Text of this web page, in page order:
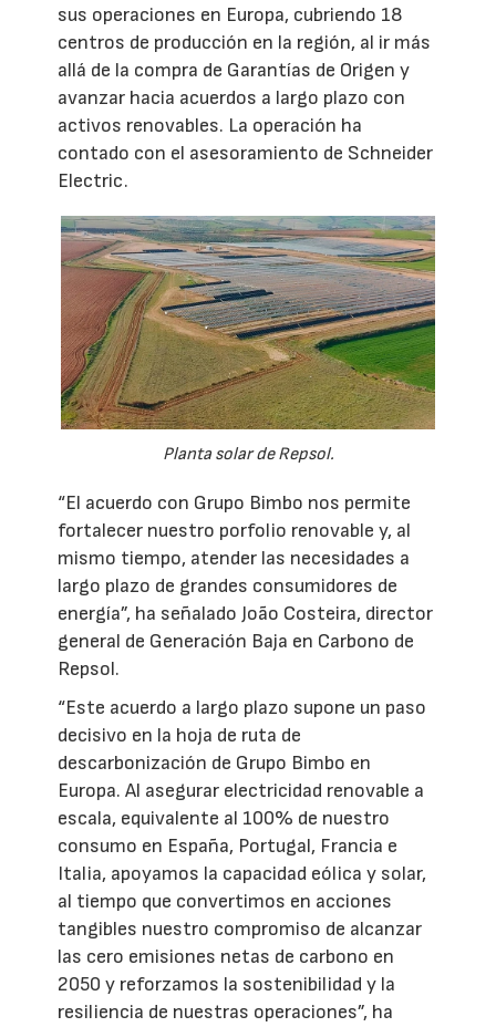
sus operaciones en Europa, cubriendo 18
centros de producción en la región, al ir más
allá de la compra de Garantías de Origen y
avanzar hacia acuerdos a largo plazo con
activos renovables. La operación ha
contado con el asesoramiento de Schneider
Electric.
Planta solar de Repsol.
“El acuerdo con Grupo Bimbo nos permite
fortalecer nuestro porfolio renovable y, al
mismo tiempo, atender las necesidades a
largo plazo de grandes consumidores de
energía”, ha señalado João Costeira, director
general de Generación Baja en Carbono de
Repsol.
“Este acuerdo a largo plazo supone un paso
decisivo en la hoja de ruta de
descarbonización de Grupo Bimbo en
Europa. Al asegurar electricidad renovable a
escala, equivalente al 100% de nuestro
consumo en España, Portugal, Francia e
Italia, apoyamos la capacidad eólica y solar,
al tiempo que convertimos en acciones
tangibles nuestro compromiso de alcanzar
las cero emisiones netas de carbono en
2050 y reforzamos la sostenibilidad y la
resiliencia de nuestras operaciones”, ha